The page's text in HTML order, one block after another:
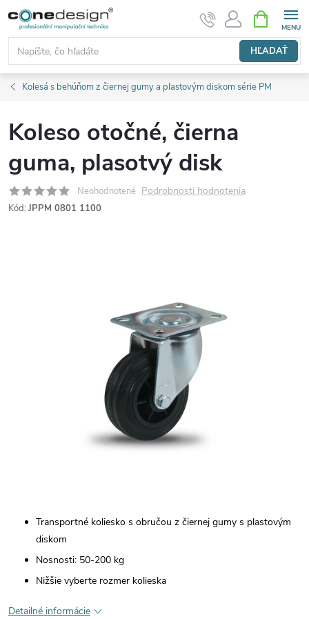
Prejsť
obsah
HĽADAŤ
KOŠÍK
Kolesá s behúňom z čiernej gumy a plastovým diskom série PM
Koleso otočné, čierna
guma, plasotvý disk
Neohodnotené Podrobnosti hodnotenia
Kód: JPPM 0801 1100
Transportné koliesko s obručou z čiernej gumy s plastovým
diskom
Nosnosti: 50-200 kg
Nižšie vyberte rozmer kolieska
Detailné informácie